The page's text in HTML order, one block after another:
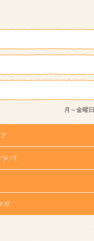
月～金曜日
いて
ガ